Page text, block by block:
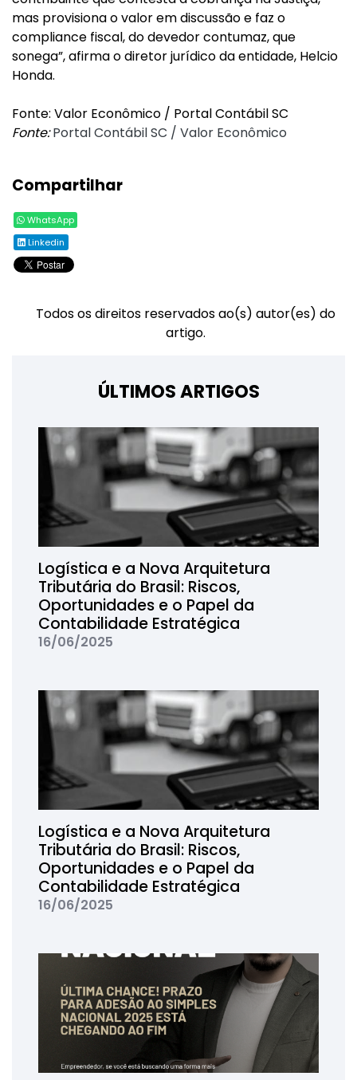
mas provisiona o valor em discussão e faz o
compliance fiscal, do devedor contumaz, que
sonega”, afirma o diretor jurídico da entidade, Helcio
Honda.
Fonte: Valor Econômico / Portal Contábil SC
Fonte: Portal Contábil SC / Valor Econômico
Compartilhar
WhatsApp
Linkedin
Todos os direitos reservados ao(s) autor(es) do
artigo.
ÚLTIMOS ARTIGOS
Logística e a Nova Arquitetura
Tributária do Brasil: Riscos,
Oportunidades e o Papel da
Contabilidade Estratégica
16/06/2025
Logística e a Nova Arquitetura
Tributária do Brasil: Riscos,
Oportunidades e o Papel da
Contabilidade Estratégica
16/06/2025